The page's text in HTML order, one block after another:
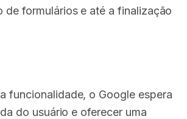
de formulários e até a finalização
funcionalidade, o Google espera
do usuário e oferecer uma